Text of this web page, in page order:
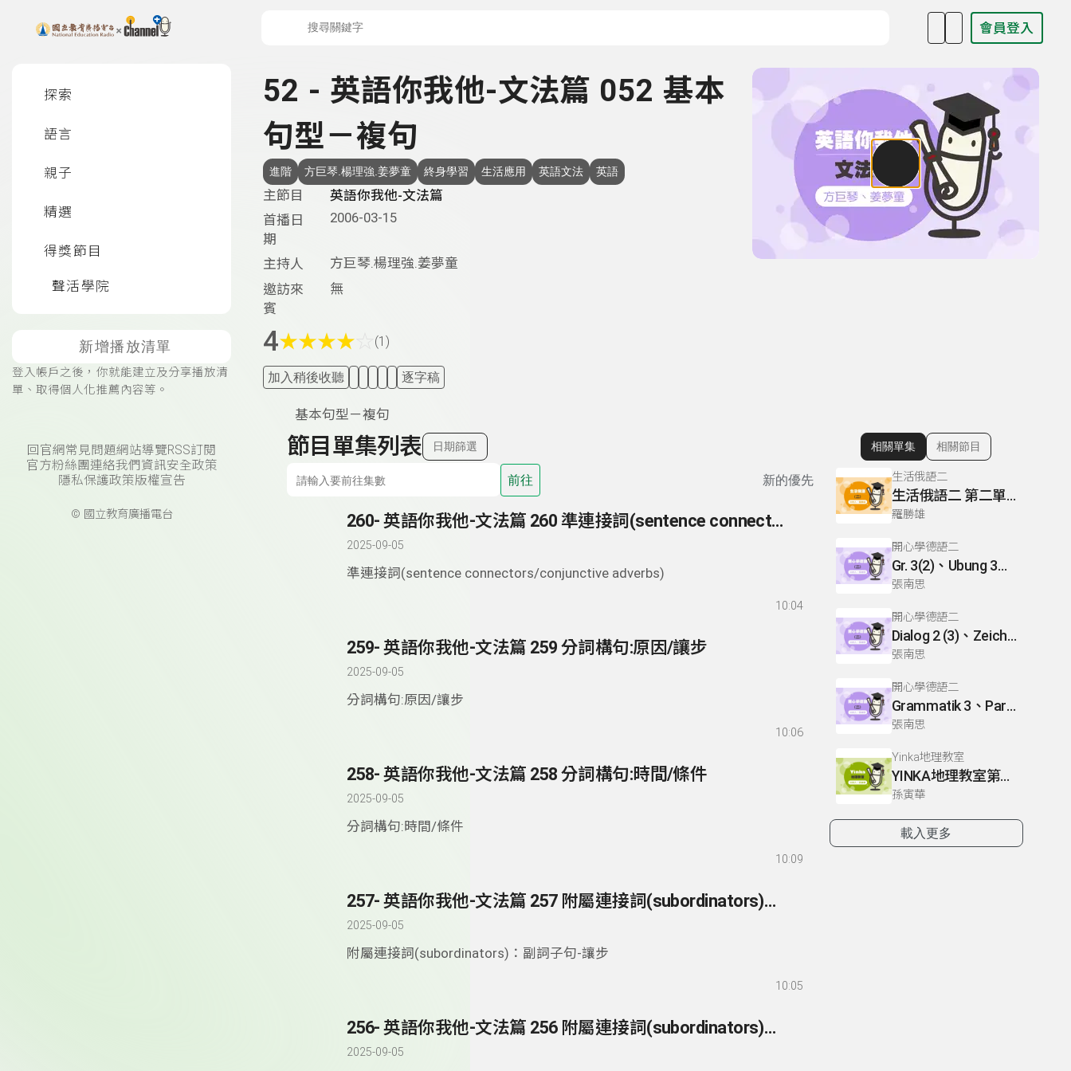
上方功能區塊 會員登入
探索
語言
親子
精選
得獎節目
聲活學院
新增播放清單
登入帳戶之後，你就能建立及分享播放清
單、取得個人化推薦內容等。
回官網常見問題網站導覽RSS訂閱
官方粉絲團連絡我們 資訊安全政策
隱私保護政策版權宣告
© 國立教育廣播電台
52 - 英語你我他-文法篇 052 基本
句型－複句
進階 方巨琴.楊理強.姜夢童 終身學習 生活應用 英語文法 英語
主節目
英語你我他-文法篇
首播日
期
2006-03-15
主持人
方巨琴.楊理強.姜夢童
邀訪來
賓
無
4★★★★ (1)
加入稍後收聽 逐字稿
基本句型－複句
節目單集列表 日期篩選
前往 新的優先
260- 英語你我他-文法篇 260 準連接詞(sentence connectors/conjunctive adverbs)
2025-09-05
準連接詞(sentence connectors/conjunctive adverbs)
10:04
259- 英語你我他-文法篇 259 分詞構句:原因/讓步
2025-09-05
分詞構句:原因/讓步
10:06
258- 英語你我他-文法篇 258 分詞構句:時間/條件
2025-09-05
分詞構句:時間/條件
10:09
257- 英語你我他-文法篇 257 附屬連接詞(subordinators)：副詞子句-讓步
2025-09-05
附屬連接詞(subordinators)：副詞子句-讓步
10:05
256- 英語你我他-文法篇 256 附屬連接詞(subordinators)：副詞子句-結果2
2025-09-05
顯示相關單集
相關單集 相關節目
生活俄語二
生活俄語二 第二單元 L9 P120
羅勝雄
開心學德語二
Gr. 3(2)、Ubung 3、Gr. 2(1)
張南思
開心學德語二
Dialog 2 (3)、Zeichnen: einen Mann、Lesetext 1(1)
張南思
開心學德語二
Grammatik 3、Partnerubungen Nr. 1, 3、Dialog 2(1)
張南思
Yinka地理教室
YINKA地理教室第一冊 P22-26
孫寅華
載入更多